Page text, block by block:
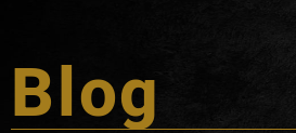
Blog